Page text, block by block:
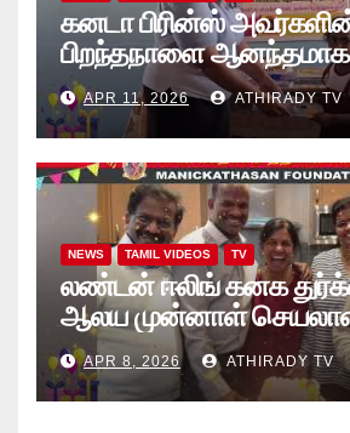
கனடா பிரின்ஸ்
பிறந்தநாளை ஆனந்தமாக
கொண்டாடினார்கள் தாயக
(வீடியோ)
APR 11, 2026 ATHIRADY TV
NEWS TAMIL VIDEOS TV
லண்டன் ஈலிங் கனக
ஆலய முன்னாள்
புங்குடுதீவு கண்ணன்
நிகழ்வு
APR 8, 2026 ATHIRADY TV